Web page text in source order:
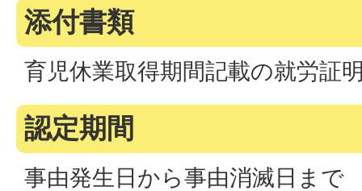
添付書類
育児休業取得期間記載の就労証
認定期間
事由発生日から事由消滅日まで